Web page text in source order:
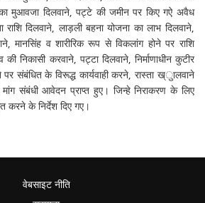
मुआवजा दिलवाने, पट्टे की जमीन पर किए गऐ अवैध
राशि दिलवाने, लाड़ली बहना योजना का लाभ दिलवाने,
मानसिंह व शारीरिक रूप से विकलांग होने पर राशि
निकासी करवाने, पट्टा दिलवाने, निर्माणाधीन कुटीर
संबंधित के विरूद्ध कार्यवाही करने, रास्ता ख्ुालवाने
मांग संबंधी आवेदन प्राप्त हुए। जिन्हे निराकरण के लिए
करने के निर्देश दिए गए।
वेबसाइट नीति